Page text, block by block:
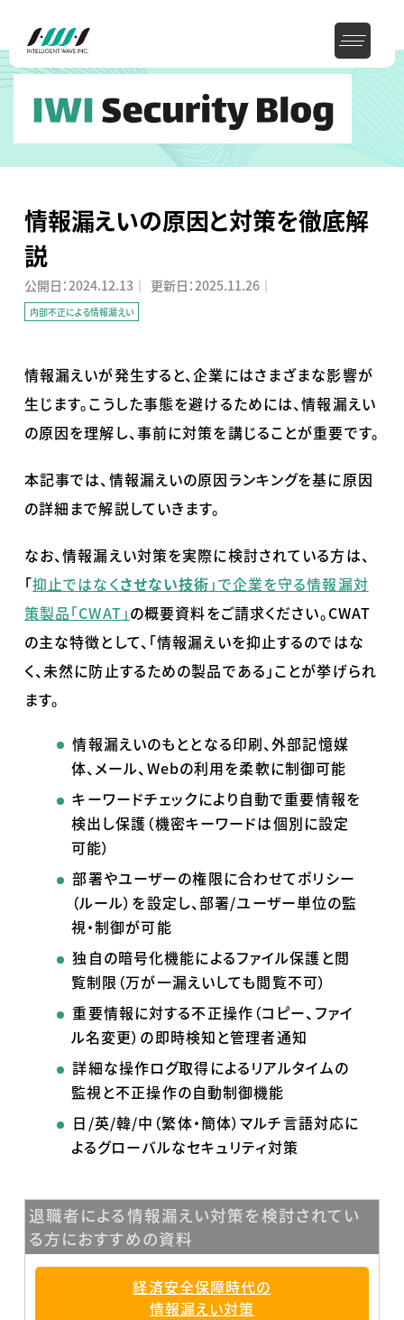
情報漏えいの原因と対策を徹底解
説
公開日：2024.12.13 ｜ 更新日：2025.11.26 ｜
内部不正による情報漏えい
情報漏えいが発生すると、企業にはさまざまな影響が
生じます。こうした事態を避けるためには、情報漏えい
の原因を理解し、事前に対策を講じることが重要です。
本記事では、情報漏えいの原因ランキングを基に原因
の詳細まで解説していきます。
なお、情報漏えい対策を実際に検討されている方は、
「抑止ではなくさせない技術 」で企業を守る情報漏対
策製品「CWAT 」の概要資料をご請求ください。CWAT
の主な特徴として、「情報漏えいを抑止するのではな
く、未然に防止するための製品である」ことが挙げられ
ます。
情報漏えいのもととなる印刷、外部記憶媒
体、メール、 Webの利用を柔軟に制御可能
キーワードチェックにより自動で重要情報を
検出し保護（機密キーワードは個別に設定
可能）
部署やユーザーの権限に合わせてポリシー
（ルール）を設定し、部署/ユーザー単位の監
視・制御が可能
独自の暗号化機能によるファイル保護と閲
覧制限（万が一漏えいしても閲覧不可）
重要情報に対する不正操作（コピー、ファイ
ル名変更）の即時検知と管理者通知
詳細な操作ログ取得によるリアルタイムの
監視と不正操作の自動制御機能
日 /英/韓/中（繁体・簡体）マルチ言語対応に
よるグローバルなセキュリティ対策
退職者による情報漏えい対策を検討されてい
る方におすすめの資料
経済安全保障時代の
情報漏えい対策